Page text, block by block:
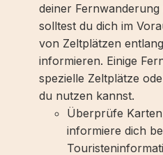
deiner
solltest du dich im
von Zeltplätzen
informieren. Einige
spezielle Zeltplätze
du nutzen kannst.
Überprüfe
informiere dich